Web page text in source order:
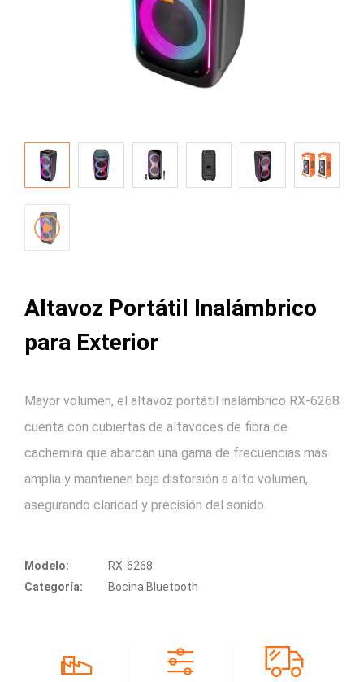
Altavoz Portátil Inalámbrico
para Exterior
Mayor volumen, el altavoz portátil inalámbrico RX-6268
cuenta con cubiertas de altavoces de fibra de
cachemira que abarcan una gama de frecuencias más
amplia y mantienen baja distorsión a alto volumen,
asegurando claridad y precisión del sonido.
Modelo:
RX-6268
Categoría:
Bocina Bluetooth